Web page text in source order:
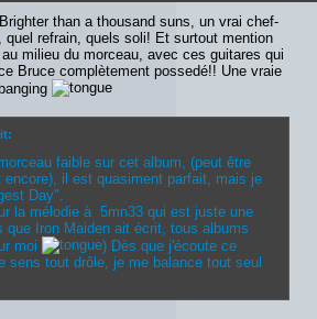
than a thousand suns, un vrai chef-
quel refrain, quels soli! Et surtout mention
milieu du morceau, avec ces guitares qui
Bruce complètement possedé!! Une vraie
faible sur cet album, (peut être
encore), il est quasiment parfait, mais je
Day".
la mélodie à 5mn33 qui est juste une
que Iron Maiden ait écrit, tous albums
moi
) Dès que j'écoute ce
sens tout drôle, je me balance tout seul